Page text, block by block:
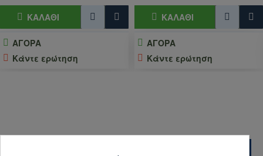
σκληρότητας)
Τύπος
Φακού
Smoked Non-Polarized (Μη-
Πολωτικοί)
Προστασία
ΚΑΛΆΘΙ
ΑΓΟΡΑ
Κάντε ερώτηση
ΚΑΛΆΘΙ
ΑΓΟΡΑ
Κάντε ερώτηση